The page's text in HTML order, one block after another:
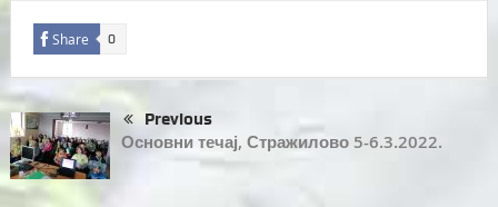
Share 0
Previous
Основни течај, Стражилово 5-6.3.2022.